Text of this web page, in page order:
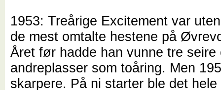
1953: Treårige Excitement var
de mest omtalte hestene på
Året før hadde han vunne tre seire
andreplasser som toåring. Men
skarpere. På ni starter ble det